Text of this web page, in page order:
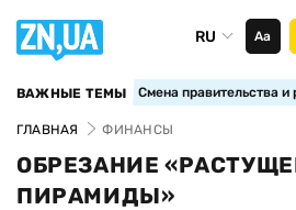
RU Аа
ВАЖНЫЕ ТЕМЫ Смена правительства и
ГЛАВНАЯ ФИНАНСЫ
ОБРЕЗАНИЕ
ПИРАМИДЫ»